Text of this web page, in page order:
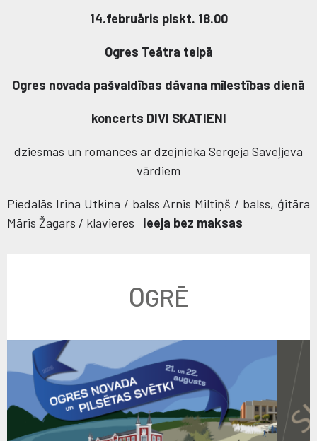
14.februāris plskt. 18.00
Ogres Teātra telpā
Ogres novada pašvaldības dāvana mīlestības dienā
koncerts DIVI SKATIENI
dziesmas un romances ar dzejnieka Sergeja Saveļjeva
vārdiem
Piedalās Irina Utkina / balss Arnis Miltiņš / balss, ģitāra
Māris Žagars / klavieres Ieeja bez maksas
OGRĒ